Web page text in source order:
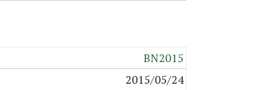
BN2015
2015/05/24